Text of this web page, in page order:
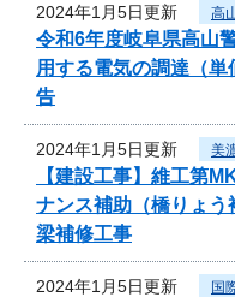
2024年1月5日更新 高
令和6年度岐阜県高山
用する電気の調達（
告
2024年1月5日更新 美
【建設工事】維工第
ナンス補助（橋りょ
梁補修工事
2024年1月5日更新 国